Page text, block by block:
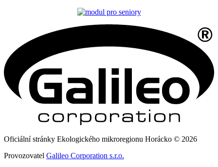
Oficiální stránky Ekologického mikroregionu Horácko © 2026
Provozovatel Galileo Corporation s.r.o.